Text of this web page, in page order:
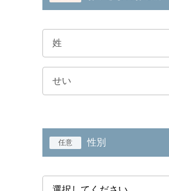
任意 性別